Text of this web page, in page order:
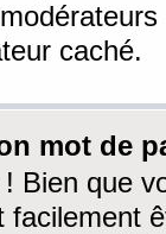
caché.
mot de
Bien que
facilement